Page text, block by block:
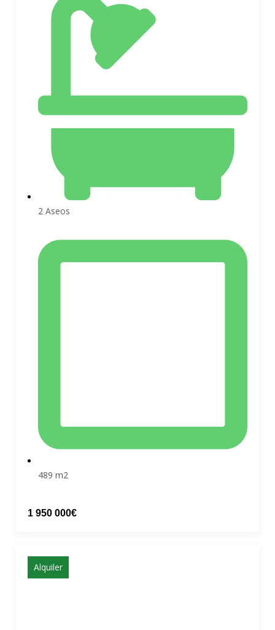
2 Aseos
489 m2
1 950 000€
Alquiler